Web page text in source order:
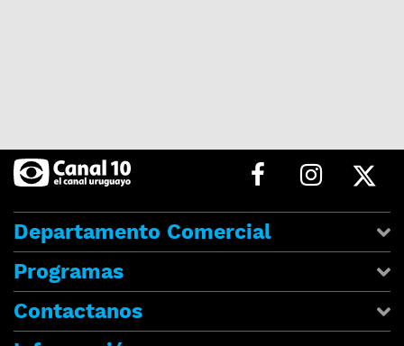
Departamento Comercial
Programas
Contactanos